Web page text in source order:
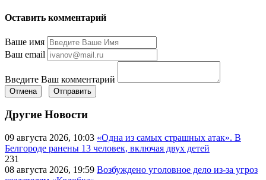
Оставить комментарий
Ваше имя
Ваш email
Введите Ваш комментарий
Отмена Отправить
Другие Новости
09 августа 2026, 10:03 «Одна из самых страшных атак». В
Белгороде ранены 13 человек, включая двух детей
231
08 августа 2026, 19:59 Возбуждено уголовное дело из-за угроз